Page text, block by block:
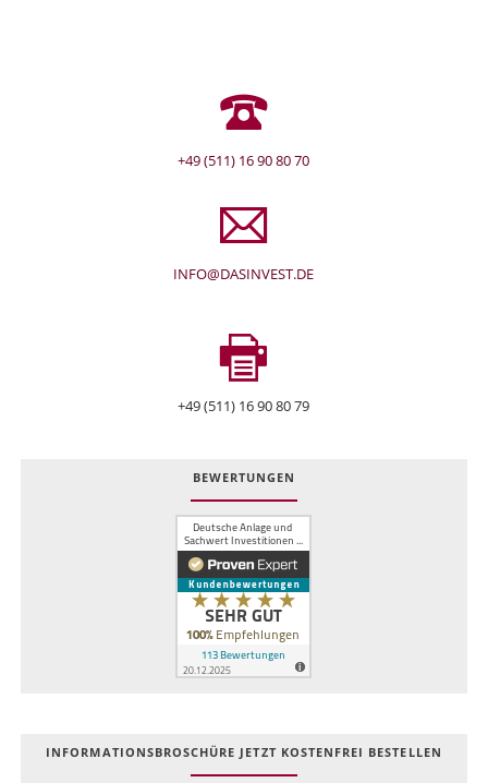
+49 (511) 16 90 80 70
INFO@DASINVEST.DE
+49 (511) 16 90 80 79
BEWERTUNGEN
INFOR­MATIONS­BROSCHÜRE JETZT KOSTEN­FREI BESTELLEN